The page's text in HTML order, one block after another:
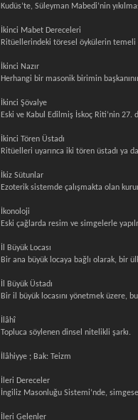
Kudüs’te, Süleyman Mabedi’nin
İkinci Mabet Dereceleri
Ritüellerindeki töresel öykülerin temeli
İkinci Nazır
Herhangi bir masonik birimin
İkinci Şövalye
Eski ve Kabul Edilmiş İskoç Riti’nin 27.
İkinci Tören Üstadı
Ritüelleri uyarınca iki tören üstadı ya
İkiz Sütunlar
Ezoterik sistemde çalışmakta olan
İkonoloji
Eski çağlarda resim ve simgelerle
İl Büyük Locası
Bir ana büyük locaya bağlı olarak, bir
İl Büyük Üstadı
Bir il büyük locasını yönetmek üzere,
İlâhî
Topluca söylenen dinsel nitelikli şarkı.
İlâhiyye ; Bak: Teizm
İleri Dereceler
İngiliz Masonluğu Sistemi’nde,
İleri Gelenler